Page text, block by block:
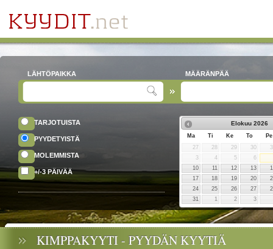
LÄHTÖPAIKKA MÄÄRÄNPÄÄ
TARJOTUISTA
PYYDETYISTÄ
MOLEMMISTA
+/-3 PÄIVÄÄ
Elokuu 2026
Ma Ti Ke To
Pe
27
28 29 30
3
4 5
6
10
11 12 13
17
18 19 20
24
25 26 27
31
1 2 3
KIMPPAKYYTI - PYYDÄN KYYTIÄ